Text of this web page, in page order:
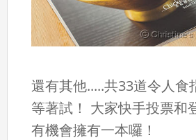
還有其他.....共33道令人食
等著試！ 大家快手投票和
有機會擁有一本囉！